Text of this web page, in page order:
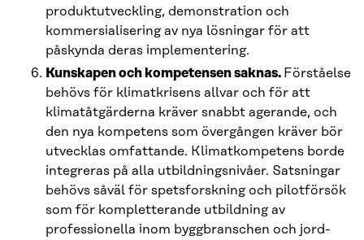
produktutveckling, demonstration och
kommersialisering av nya lösningar för att
påskynda deras implementering.
Kunskapen och kompetensen saknas. Förståelse
behövs för klimatkrisens allvar och för att
klimatåtgärderna kräver snabbt agerande, och
den nya kompetens som övergången kräver bör
utvecklas omfattande. Klimatkompetens borde
integreras på alla utbildningsnivåer. Satsningar
behövs såväl för spetsforskning och pilotförsök
som för kompletterande utbildning av
professionella inom byggbranschen och jord-